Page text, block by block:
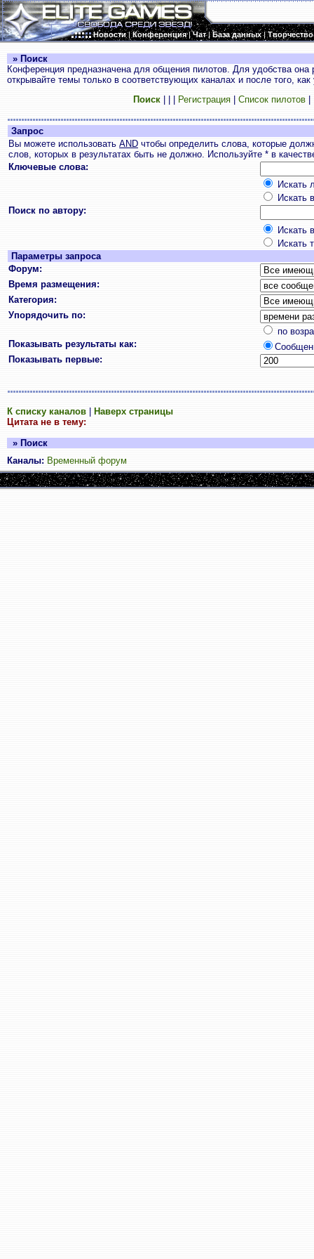
Новости|Конференция|Чат|База данных|Творчество
» Поиск
Конференция предназначена для общения пилотов. Для удобства
открывайте темы только в соответствующих каналах и после того,
Поиск
Регистрация Список пилотов
Запрос
Вы можете использовать AND чтобы определить слова, которые
слов, которых в результатах быть не должно. Используйте * в
Ключевые слова:
Искать
Искать
Поиск по автору:
Искать
Искать
Параметры запроса
Форум:
Время размещения:
Категория:
Упорядочить по:
по
Показывать результаты как:
Показывать первые:
К списку каналов
Наверх страницы
Цитата не в тему:
» Поиск
Каналы: Временный форум